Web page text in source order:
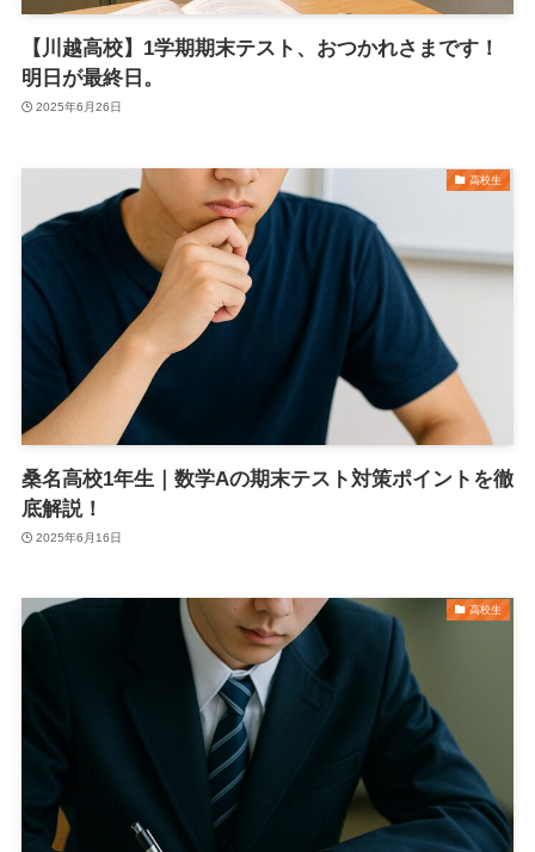
【川越高校】1学期期末テスト、おつかれさまです！
明日が最終日。
2025年6月26日
高校生
桑名高校1年生｜数学Aの期末テスト対策ポイントを徹
底解説！
2025年6月16日
高校生